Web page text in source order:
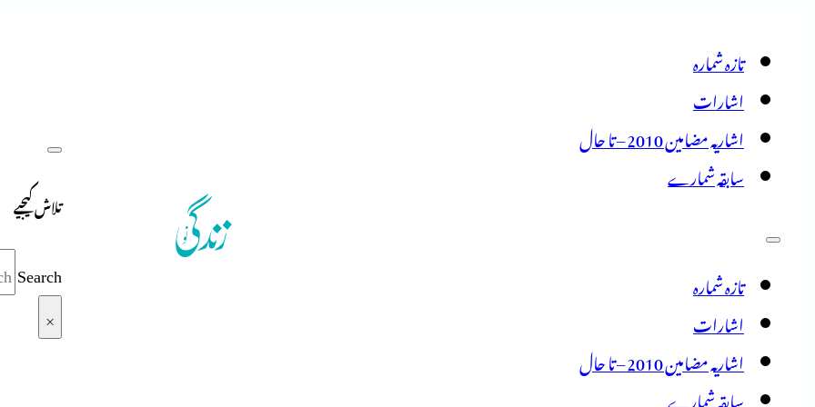
تازہ شمارہ
اشارات
اشاریہ مضامین 2010 – تا حال
سابقہ شمارے
تازہ شمارہ
اشارات
اشاریہ مضامین 2010 – تا حال
سابقہ شمارے
تلاش کیجیے
Search
×